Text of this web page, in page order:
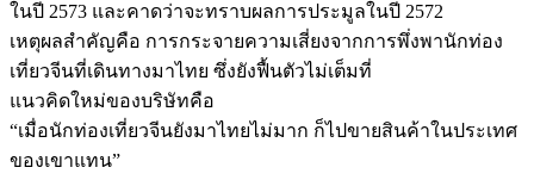
ในปี 2573 และคาดว่าจะทราบผลการประมูลในปี 2572
เหตุผลสำคัญคือ การกระจายความเสี่ยงจากการพึ่งพานักท่อง
เที่ยวจีนที่เดินทางมาไทย ซึ่งยังฟื้นตัวไม่เต็มที่
แนวคิดใหม่ของบริษัทคือ
“เมื่อนักท่องเที่ยวจีนยังมาไทยไม่มาก ก็ไปขายสินค้าในประเทศ
ของเขาแทน”